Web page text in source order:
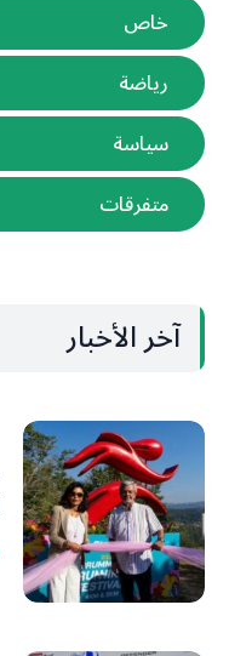
خاص
رياضة
سياسة
متفرقات
آخر الأخبار